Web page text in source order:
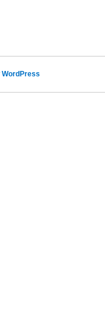
WordPress